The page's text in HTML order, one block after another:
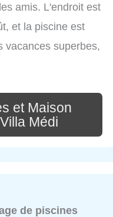
amis. L'endroit est
et la piscine est
vacances superbes,
et Maison
Médi
de piscines